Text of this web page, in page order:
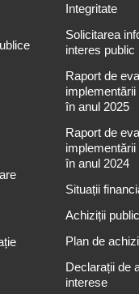
Integritate
Solicitarea
interes public
Raport de
implementării
în anul 2025
Raport de
implementării
în anul 2024
Situații
Achiziții
Plan de
Declarații de
interese